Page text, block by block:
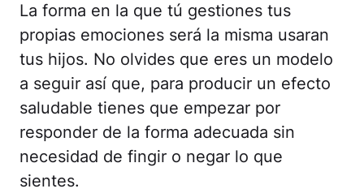
La forma en la que tú gestiones tus
propias emociones será la misma usaran
tus hijos. No olvides que eres un modelo
a seguir así que, para producir un efecto
saludable tienes que empezar por
responder de la forma adecuada sin
necesidad de fingir o negar lo que
sientes.